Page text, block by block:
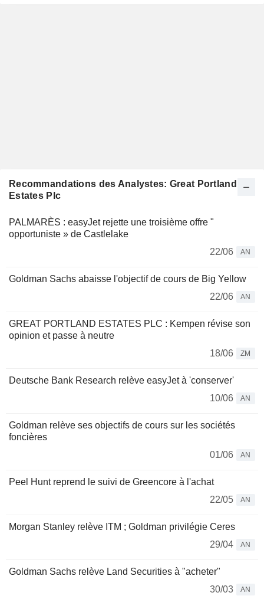
Recommandations des Analystes: Great Portland
Estates Plc
PALMARÈS : easyJet rejette une troisième offre "
opportuniste » de Castlelake
22/06
AN
Goldman Sachs abaisse l'objectif de cours de Big Yellow
22/06
AN
GREAT PORTLAND ESTATES PLC : Kempen révise son
opinion et passe à neutre
18/06
ZM
Deutsche Bank Research relève easyJet à 'conserver'
10/06
AN
Goldman relève ses objectifs de cours sur les sociétés
foncières
01/06
AN
Peel Hunt reprend le suivi de Greencore à l'achat
22/05
AN
Morgan Stanley relève ITM ; Goldman privilégie Ceres
29/04
AN
Goldman Sachs relève Land Securities à "acheter"
30/03
AN